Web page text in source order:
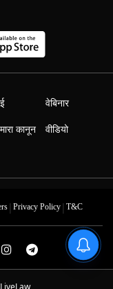
कानून
वेबिनार
वीडियो
| Privacy Policy| T&C